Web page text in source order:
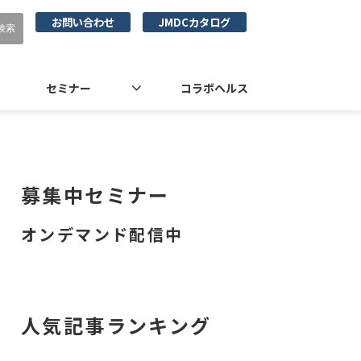
お問い合わせ JMDCカタログ
セミナー コラボヘルス
募集中セミナー
オンデマンド配信中
人気記事ランキング